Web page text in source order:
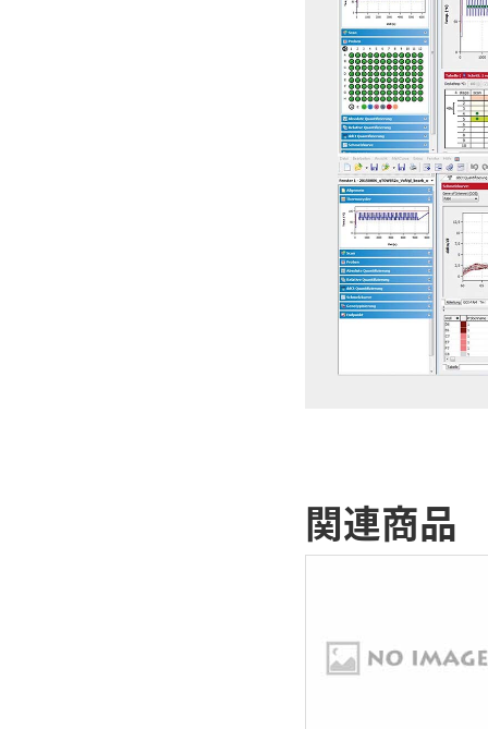
関連商品